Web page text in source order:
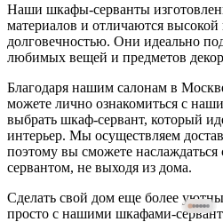
Наши шкафы-серванты
материалов и отличаются
долговечностью. Они идеально
любимых вещей и предметов
Благодаря нашим салонам в
можете лично ознакомиться с
выбрать шкаф-сервант, который
интерьер. Мы осуществляем
поэтому вы сможете
сервантом, не выходя из дома.
Сделать свой дом еще более
просто с нашими шкафами-